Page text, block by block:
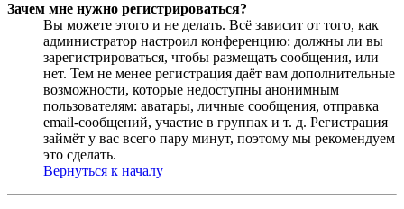
Зачем мне нужно регистрироваться?
Вы можете этого и не делать. Всё зависит от того, как
администратор настроил конференцию: должны ли вы
зарегистрироваться, чтобы размещать сообщения, или
нет. Тем не менее регистрация даёт вам дополнительные
возможности, которые недоступны анонимным
пользователям: аватары, личные сообщения, отправка
email-сообщений, участие в группах и т. д. Регистрация
займёт у вас всего пару минут, поэтому мы рекомендуем
это сделать.
Вернуться к началу